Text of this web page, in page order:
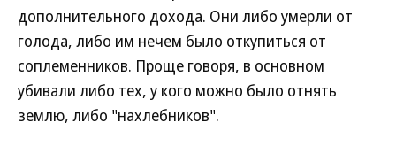
дополнительного дохода. Они либо умерли от
голода, либо им нечем было откупиться от
соплеменников. Проще говоря, в основном
убивали либо тех, у кого можно было отнять
землю, либо "нахлебников".